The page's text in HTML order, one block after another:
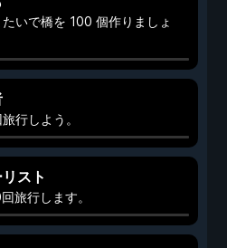
いで橋を 100 個作りましょ
行しよう。
スト
旅行します。